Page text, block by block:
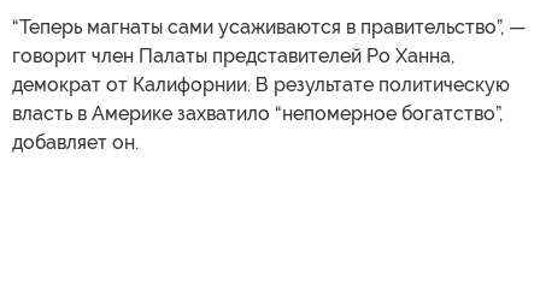
“Теперь магнаты сами усаживаются в правительство”, —
говорит член Палаты представителей Ро Ханна,
демократ от Калифорнии. В результате политическую
власть в Америке захватило “непомерное богатство”,
добавляет он.